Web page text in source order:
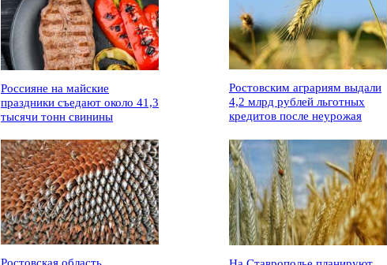
Россияне на майские
праздники съедают около 41,3
тысячи тонн свинины
Ростовским аграриям выдали
4,2 млрд рублей льготных
кредитов после неурожая